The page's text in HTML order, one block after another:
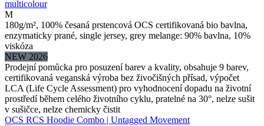
multicolour
M
180g/m², 100% česaná prstencová OCS certifikovaná bio bavlna,
enzymaticky prané, single jersey, grey melange: 90% bavlna, 10%
viskóza
NEW 2026
Prodejní pomůcka pro posuzení barev a kvality, obsahuje 9 barev,
certifikovaná veganská výroba bez živočišných přísad, výpočet
LCA (Life Cycle Assessment) pro vyhodnocení dopadu na životní
prostředí během celého životního cyklu, pratelné na 30°, nelze sušit
v sušičce, nelze chemicky čistit
OCS RCS Hoodie Combo | Untagged Movement